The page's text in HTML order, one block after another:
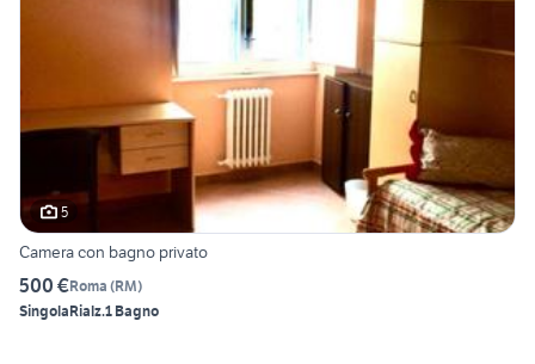
5
Camera con bagno privato
500 €Roma (RM)
SingolaRialz.1 Bagno